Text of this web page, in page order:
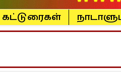
கட்டுரைகள்